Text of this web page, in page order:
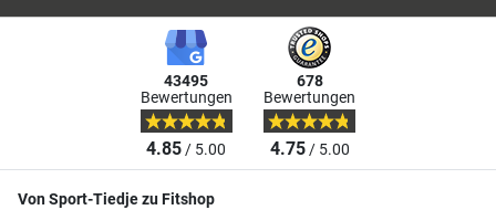
43495
Bewertungen
4.85/ 5.00
678
Bewertungen
4.75/ 5.00
Von Sport-Tiedje zu Fitshop